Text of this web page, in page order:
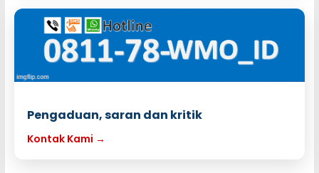
Pengaduan, saran dan kritik
Kontak Kami →